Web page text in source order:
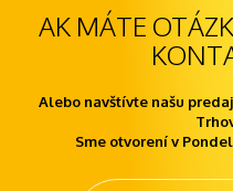
AK MÁTE
Alebo navštívte našu
Sme otvorení v